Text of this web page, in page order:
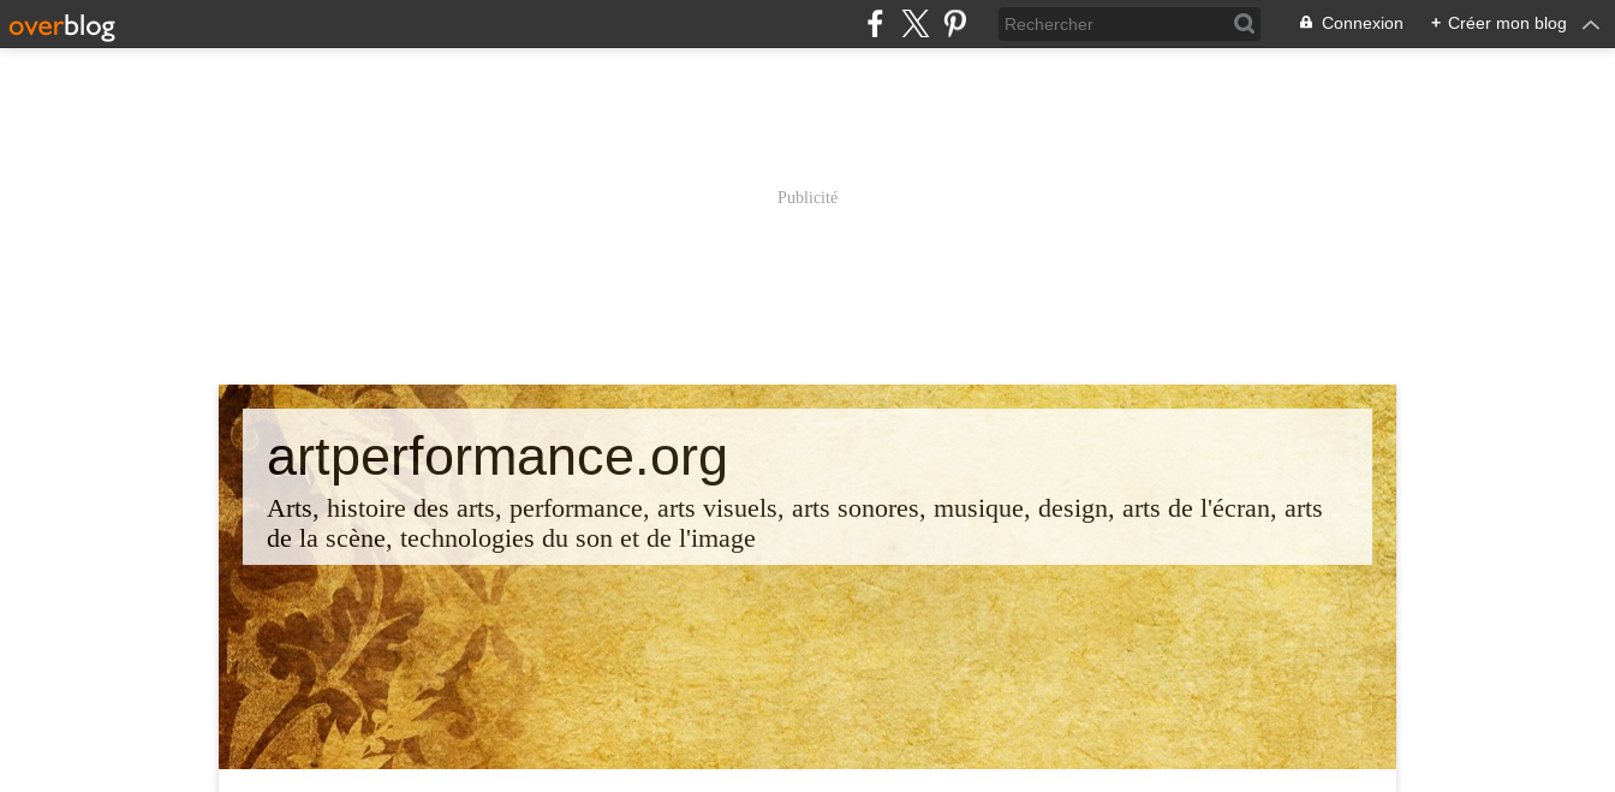
Connexion + Créer mon blog
Publicité
artperformance.org
Arts, histoire des arts, performance, arts visuels, arts sonores, musique, design, arts de l'écran, arts
de la scène, technologies du son et de l'image